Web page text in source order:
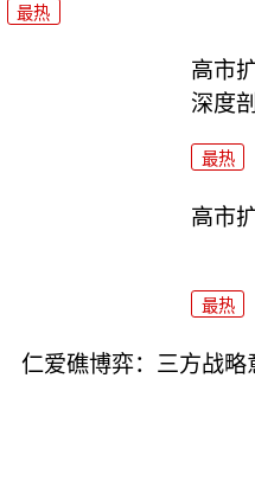
最热
高市
深度
最热
高市
最热
仁爱礁博弈：三方战略